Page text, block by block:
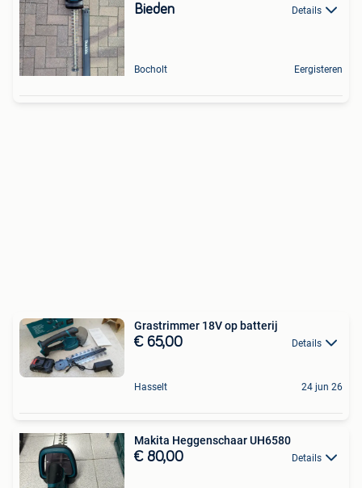
Bieden Details
Bocholt Eergisteren
Grastrimmer 18V op batterij
€ 65,00 Details
Hasselt 24 jun 26
Makita Heggenschaar UH6580
€ 80,00 Details